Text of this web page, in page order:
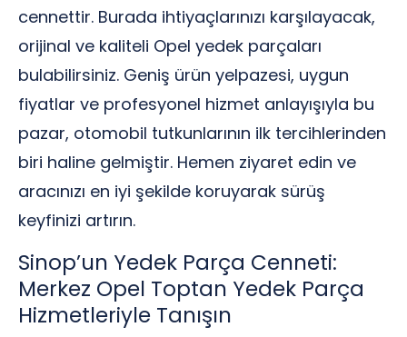
cennettir. Burada ihtiyaçlarınızı karşılayacak,
orijinal ve kaliteli Opel yedek parçaları
bulabilirsiniz. Geniş ürün yelpazesi, uygun
fiyatlar ve profesyonel hizmet anlayışıyla bu
pazar, otomobil tutkunlarının ilk tercihlerinden
biri haline gelmiştir. Hemen ziyaret edin ve
aracınızı en iyi şekilde koruyarak sürüş
keyfinizi artırın.
Sinop’un Yedek Parça Cenneti:
Merkez Opel Toptan Yedek Parça
Hizmetleriyle Tanışın